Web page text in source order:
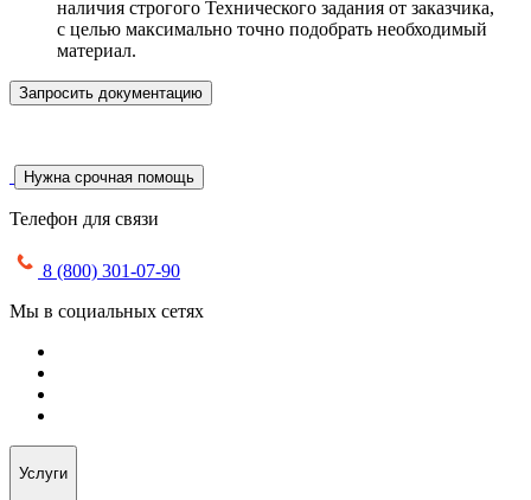
наличия строгого Технического задания от заказчика,
с целью максимально точно подобрать необходимый
материал.
Запросить документацию
Нужна срочная помощь
Телефон для связи
8 (800) 301-07-90
Мы в социальных сетях
Услуги